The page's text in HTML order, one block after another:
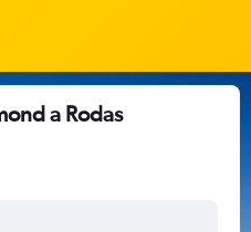
a Rodas